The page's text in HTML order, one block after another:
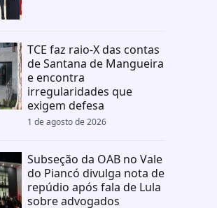
TCE faz raio-X das contas
de Santana de Mangueira
e encontra
irregularidades que
exigem defesa
1 de agosto de 2026
Subseção da OAB no Vale
do Piancó divulga nota de
repúdio após fala de Lula
sobre advogados